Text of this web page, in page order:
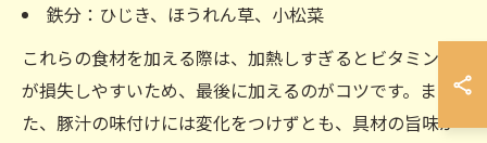
鉄分：ひじき、ほうれん草、小松菜
これらの食材を加える際は、加熱しすぎるとビタミンC
が損失しやすいため、最後に加えるのがコツです。ま
た、豚汁の味付けには変化をつけずとも、具材の旨味が